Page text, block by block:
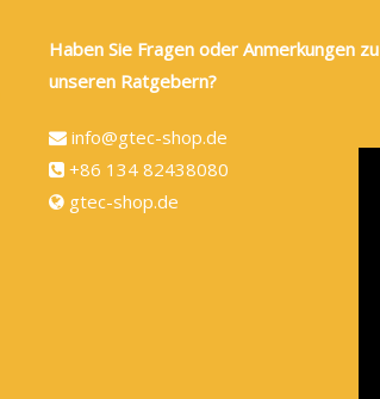
Haben Sie Fragen oder Anmerkungen zu
unseren Ratgebern?
info@gtec-shop.de
+86 134 82438080
gtec-shop.de